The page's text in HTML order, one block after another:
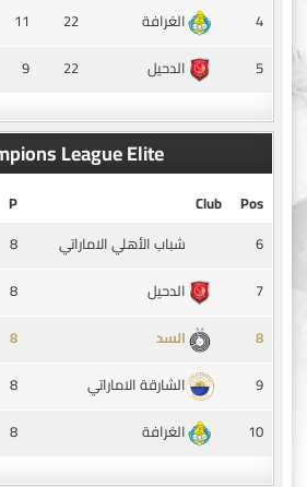
4
الغرافة 22
11
5
الدحيل 22
9
League Elite
Pos
Club
P
6
شباب الأهلي الاماراتي 8
7
الدحيل 8
8
السد 8
9
الشارقة الاماراتي 8
10
الغرافة 8